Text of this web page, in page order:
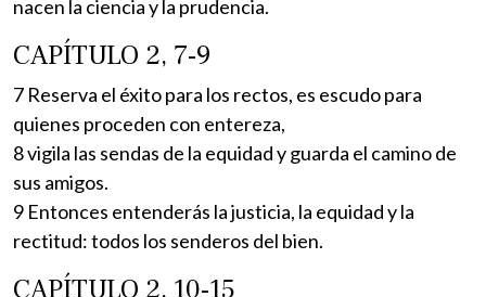
nacen la ciencia y la prudencia.
CAPÍTULO 2, 7-9
7 Reserva el éxito para los rectos, es escudo para
quienes proceden con entereza,
8 vigila las sendas de la equidad y guarda el camino de
sus amigos.
9 Entonces entenderás la justicia, la equidad y la
rectitud: todos los senderos del bien.
CAPÍTULO 2, 10-15